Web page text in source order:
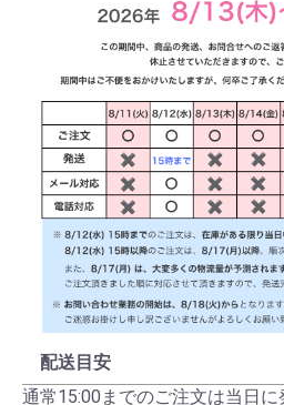
配送目安
通常15:00までのご注文は当日